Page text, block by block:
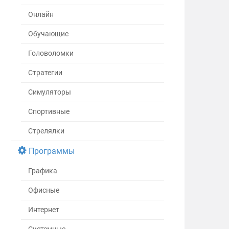
Онлайн
Обучающие
Головоломки
Стратегии
Симуляторы
Спортивные
Стрелялки
Программы
Графика
Офисные
Интернет